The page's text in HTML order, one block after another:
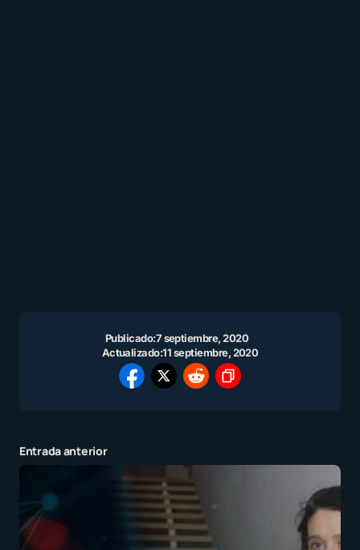
Publicado:7 septiembre, 2020
Actualizado:11 septiembre, 2020
Entrada anterior